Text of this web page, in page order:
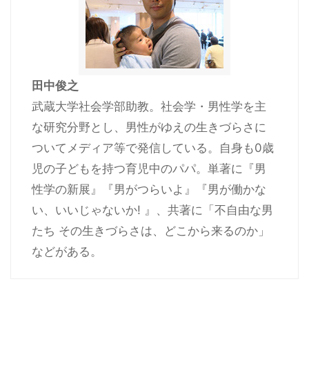
田中俊之
武蔵大学社会学部助教。社会学・男性学を主
な研究分野とし、男性がゆえの生きづらさに
ついてメディア等で発信している。自身も0歳
児の子どもを持つ育児中のパパ。単著に『男
性学の新展』『男がつらいよ』『男が働かな
い、いいじゃないか! 』、共著に「不自由な男
たち その生きづらさは、どこから来るのか」
などがある。